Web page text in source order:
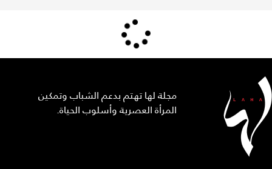
مجلة لها تهتم بدعم الشباب وتمكين
المرأة العصرية وأسلوب الحياة.